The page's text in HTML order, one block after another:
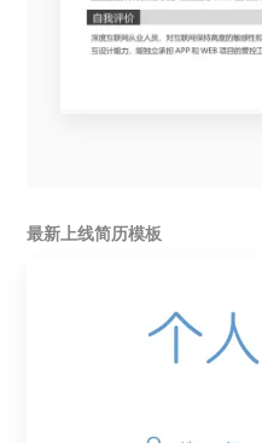
最新上线简历模板